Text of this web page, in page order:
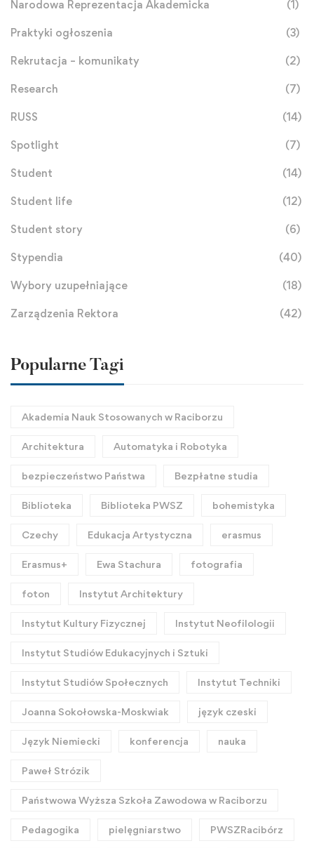
Narodowa Reprezentacja Akademicka (1)
Praktyki ogłoszenia (3)
Rekrutacja – komunikaty (2)
Research (7)
RUSS (14)
Spotlight (7)
Student (14)
Student life (12)
Student story (6)
Stypendia (40)
Wybory uzupełniające (18)
Zarządzenia Rektora (42)
Popularne Tagi
Akademia Nauk Stosowanych w Raciborzu
Architektura Automatyka i Robotyka
bezpieczeństwo Państwa Bezpłatne studia
Biblioteka Biblioteka PWSZ bohemistyka
Czechy Edukacja Artystyczna erasmus
Erasmus+ Ewa Stachura fotografia
foton Instytut Architektury
Instytut Kultury Fizycznej Instytut Neofilologii
Instytut Studiów Edukacyjnych i Sztuki
Instytut Studiów Społecznych Instytut Techniki
Joanna Sokołowska-Moskwiak język czeski
Język Niemiecki konferencja nauka
Paweł Strózik
Państwowa Wyższa Szkoła Zawodowa w Raciborzu
Pedagogika pielęgniarstwo PWSZRacibórz